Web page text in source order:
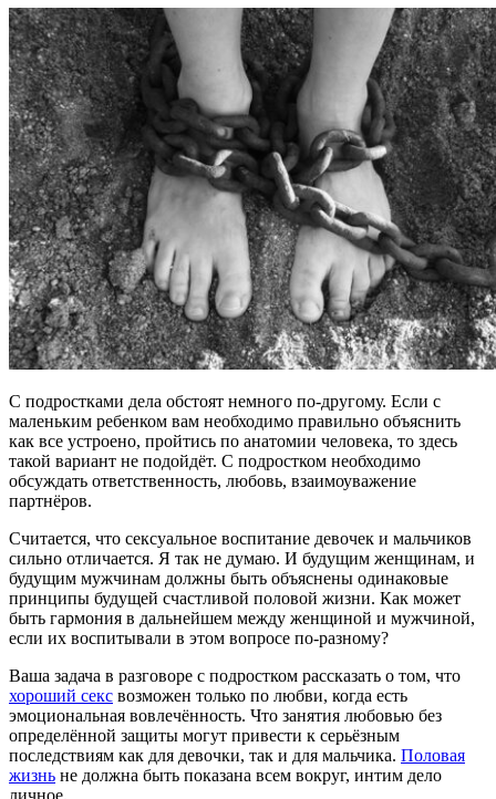
С подростками дела обстоят немного по-другому. Если с
маленьким ребенком вам необходимо правильно объяснить
как все устроено, пройтись по анатомии человека, то здесь
такой вариант не подойдёт. С подростком необходимо
обсуждать ответственность, любовь, взаимоуважение
партнёров.
Считается, что сексуальное воспитание девочек и мальчиков
сильно отличается. Я так не думаю. И будущим женщинам, и
будущим мужчинам должны быть объяснены одинаковые
принципы будущей счастливой половой жизни. Как может
быть гармония в дальнейшем между женщиной и мужчиной,
если их воспитывали в этом вопросе по-разному?
Ваша задача в разговоре с подростком рассказать о том, что
хороший секс возможен только по любви, когда есть
эмоциональная вовлечённость. Что занятия любовью без
определённой защиты могут привести к серьёзным
последствиям как для девочки, так и для мальчика. Половая
жизнь не должна быть показана всем вокруг, интим дело
личное.